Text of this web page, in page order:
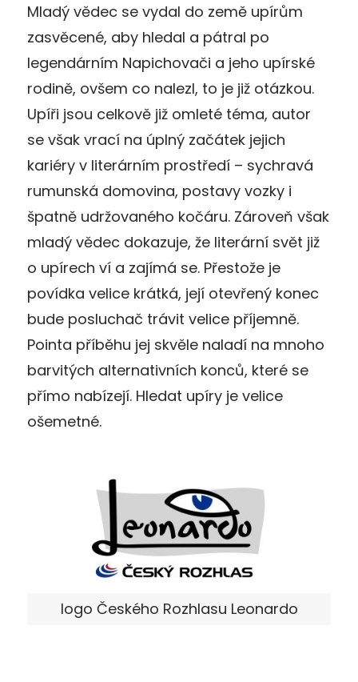
Mladý vědec se vydal do země upírům
zasvěcené, aby hledal a pátral po
legendárním Napichovači a jeho upírské
rodině, ovšem co nalezl, to je již otázkou.
Upíři jsou celkově již omleté téma, autor
se však vrací na úplný začátek jejich
kariéry v literárním prostředí – sychravá
rumunská domovina, postavy vozky i
špatně udržovaného kočáru. Zároveň však
mladý vědec dokazuje, že literární svět již
o upírech ví a zajímá se. Přestože je
povídka velice krátká, její otevřený konec
bude posluchač trávit velice příjemně.
Pointa příběhu jej skvěle naladí na mnoho
barvitých alternativních konců, které se
přímo nabízejí. Hledat upíry je velice
ošemetné.
logo Českého Rozhlasu Leonardo